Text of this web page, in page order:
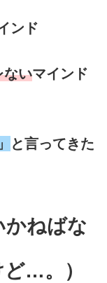
ンド
ないマインド
と言ってきた
かねばな
…。）